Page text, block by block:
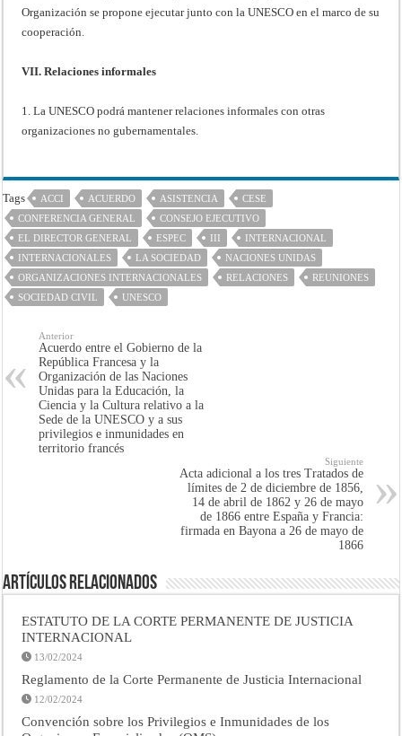
Organización se propone ejecutar junto con la UNESCO en el marco de su
cooperación.
VII. Relaciones informales
1. La UNESCO podrá mantener relaciones informales con otras
organizaciones no gubernamentales.
Tags ACCI ACUERDO ASISTENCIA
CESE
CONFERENCIA GENERAL
CONSEJO EJECUTIVO
EL DIRECTOR GENERAL
ESPEC III
INTERNACIONAL
INTERNACIONALES
LA SOCIEDAD
NACIONES UNIDAS
ORGANIZACIONES INTERNACIONALES
RELACIONES
REUNIONES
SOCIEDAD CIVIL
UNESCO
Anterior
Acuerdo entre el Gobierno de la
República Francesa y la
Organización de las Naciones
Unidas para la Educación, la
Ciencia y la Cultura relativo a la
Sede de la UNESCO y a sus
privilegios e inmunidades en
territorio francés
Siguiente
Acta adicional a los tres Tratados de
límites de 2 de diciembre de 1856,
14 de abril de 1862 y 26 de mayo
de 1866 entre España y Francia:
firmada en Bayona a 26 de mayo de
1866
Artículos Relacionados
ESTATUTO DE LA CORTE PERMANENTE DE JUSTICIA
INTERNACIONAL
13/02/2024
Reglamento de la Corte Permanente de Justicia Internacional
12/02/2024
Convención sobre los Privilegios e Inmunidades de los